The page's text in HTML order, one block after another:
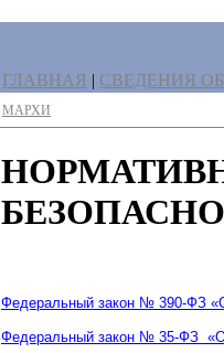
ГЛАВНАЯ | СВЕДЕНИЯ
МАРХИ
Федеральный закон № 390-ФЗ
Федеральный закон № 35-ФЗ